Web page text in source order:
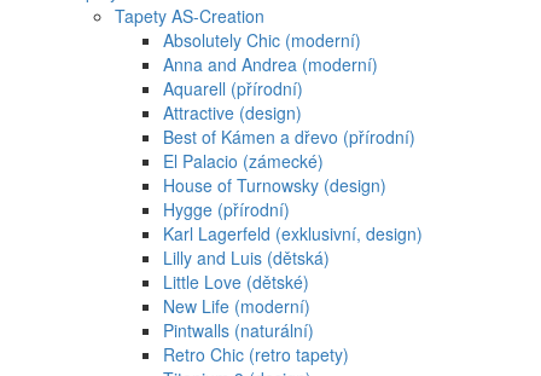
Tapety AS-Creation
Absolutely Chic (moderní)
Anna and Andrea (moderní)
Aquarell (přírodní)
Attractive (design)
Best of Kámen a dřevo (přírodní)
El Palacio (zámecké)
House of Turnowsky (design)
Hygge (přírodní)
Karl Lagerfeld (exklusivní, design)
Lilly and Luis (dětská)
Little Love (dětské)
New Life (moderní)
Pintwalls (naturální)
Retro Chic (retro tapety)